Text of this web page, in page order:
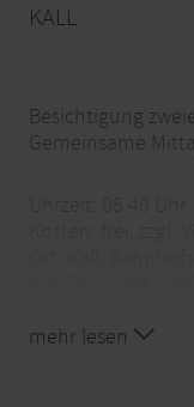
KALL
Besichtigung
Gemeinsame
Anmeldung
mehr lesen